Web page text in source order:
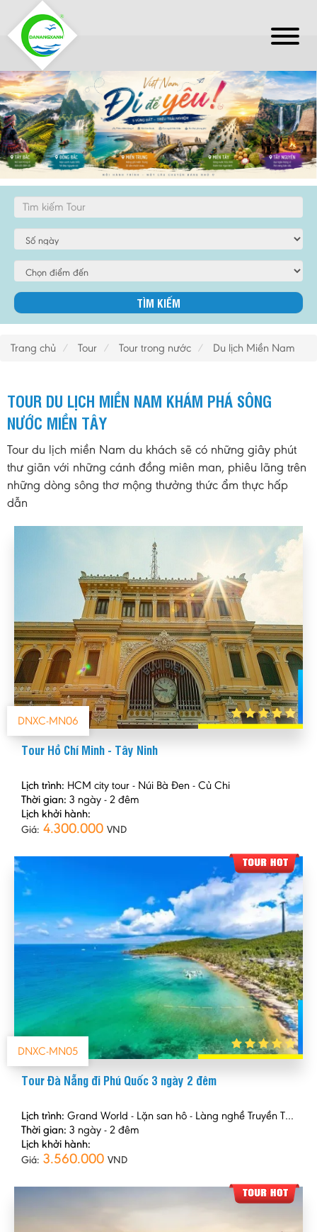
Trang chủ Tour Tour trong nước Du lịch Miền Nam
TOUR DU LỊCH MIỀN NAM KHÁM PHÁ SÔNG
NƯỚC MIỀN TÂY
Tour du lịch miền Nam du khách sẽ có những giây phút
thư giãn với những cánh đồng miên man, phiêu lãng trên
những dòng sông thơ mộng thưởng thức ẩm thực hấp
dẫn
DNXC-MN06
Tour Hồ Chí Minh - Tây Ninh
Lịch trình: HCM city tour - Núi Bà Đen - Củ Chi
Thời gian: 3 ngày - 2 đêm
Lịch khởi hành:
Giá: 4.300.000 VND
DNXC-MN05
Tour Đà Nẵng đi Phú Quốc 3 ngày 2 đêm
Lịch trình: Grand World - Lặn san hô - Làng nghề Truyền Thống
Thời gian: 3 ngày - 2 đêm
Lịch khởi hành:
Giá: 3.560.000 VND